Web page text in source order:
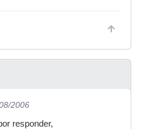
2006
responder,